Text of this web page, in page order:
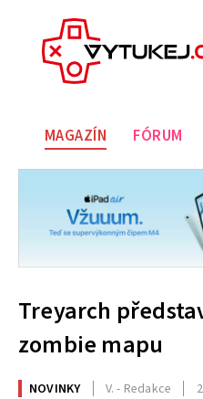
MAGAZÍN FÓRUM
Treyarch
zombie mapu
NOVINKY V. - Redakce